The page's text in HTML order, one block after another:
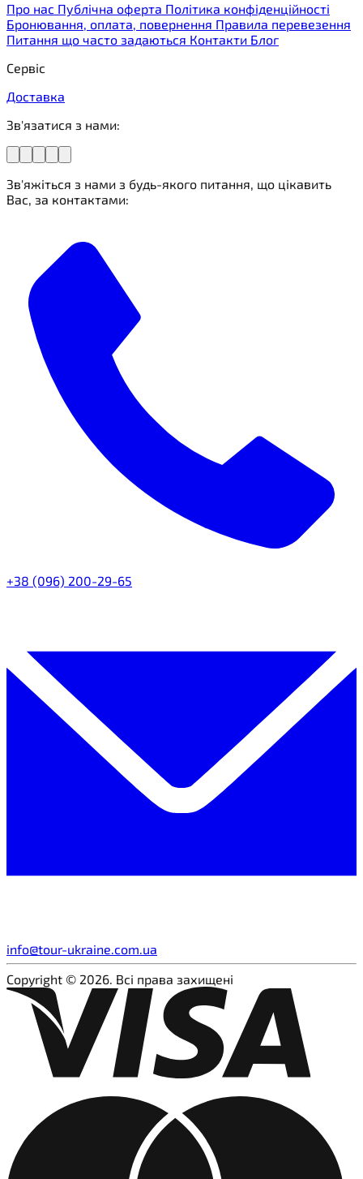
Про нас Публічна оферта Політика конфіденційності
Бронювання, оплата, повернення Правила перевезення
Питання що часто задаються Контакти Блог
Сервіс
Доставка
Зв'язатися з нами:
Зв'яжіться з нами з будь-якого питання, що цікавить
Вас, за контактами:
+38 (096) 200-29-65
info@tour-ukraine.com.ua
Copyright © 2026. Всі права захищені